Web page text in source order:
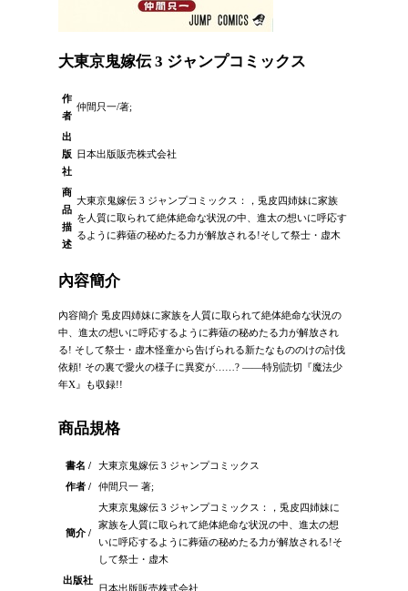
大東京鬼嫁伝 3 ジャンプコミックス
作
者
仲間只一/著;
出
版
社
日本出版販売株式会社
商
品
描
述
大東京鬼嫁伝 3 ジャンプコミックス：，兎皮四姉妹に家族
を人質に取られて絶体絶命な状況の中、進太の想いに呼応す
るように葬薙の秘めたる力が解放される!そして祭士・虚木
內容簡介
內容簡介 兎皮四姉妹に家族を人質に取られて絶体絶命な状況の
中、進太の想いに呼応するように葬薙の秘めたる力が解放され
る! そして祭士・虚木怪童から告げられる新たなもののけの討伐
依頼! その裏で愛火の様子に異変が……? ――特別読切『魔法少
年X』も収録!!
商品規格
書名 /
大東京鬼嫁伝 3 ジャンプコミックス
作者 /
仲間只一 著;
簡介 /
大東京鬼嫁伝 3 ジャンプコミックス：，兎皮四姉妹に
家族を人質に取られて絶体絶命な状況の中、進太の想
いに呼応するように葬薙の秘めたる力が解放される!そ
して祭士・虚木
出版社
日本出版販売株式会社